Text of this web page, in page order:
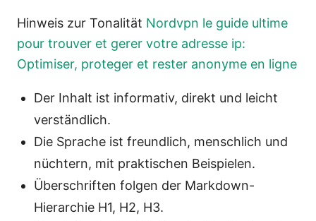
Hinweis zur Tonalität Nordvpn le guide ultime
pour trouver et gerer votre adresse ip:
Optimiser, proteger et rester anonyme en ligne
Der Inhalt ist informativ, direkt und leicht
verständlich.
Die Sprache ist freundlich, menschlich und
nüchtern, mit praktischen Beispielen.
Überschriften folgen der Markdown-
Hierarchie H1, H2, H3.